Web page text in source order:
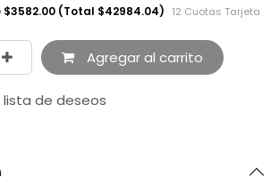
$3582.00 (Total $42984.04)
12 Cuotas Tarjeta
Agregar al carrito
de deseos